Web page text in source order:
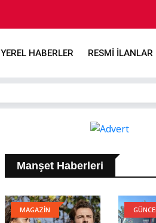
YEREL HABERLER RESMİ İLANLAR
Manşet Haberleri
MAGAZİN